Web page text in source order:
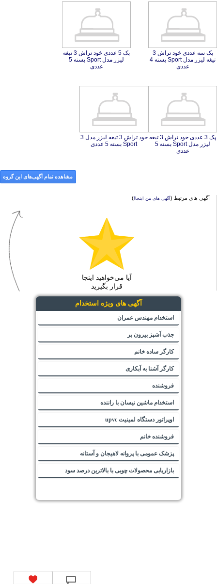
پک سه عددی خود تراش 3
تیغه لیزر مدل Sport بسته 4
عددی
پک 5 عددی خود تراش 3 تیغه
لیزر مدل Sport بسته 5
عددی
پک 3 عددی خود تراش 3 تیغه
لیزر مدل Sport بسته 5
عددی
خود تراش 3 تیغه لیزر مدل 3
Sport بسته 5 عددی
مشاهده تمام آگهی‌های این گروه
آگهی های مرتبط (آگهی های من اینجا!)
آیا می‌خواهید اینجا
قرار بگیرید
آگهی های ویژه استخدام
استخدام مهندس عمران
جذب آشپز بیرون بر
کارگر ساده خانم
کارگر آشنا به آبکاری
فروشنده
استخدام ماشین نیسان با راننده
اوپراتور دستگاه لمینیت upvc
فروشنده خانم
پزشک عمومی با پروانه لاهیجان و آستانه
بازاریابی محصولات چوبی با بالاترین درصد سود